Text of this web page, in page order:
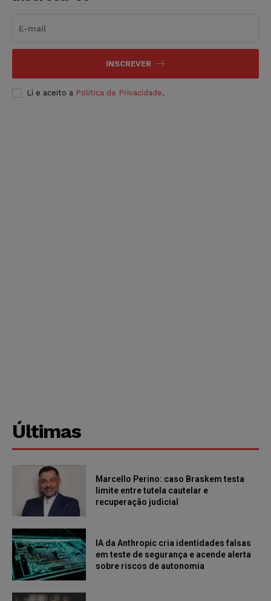
INSCREVER
Li e aceito a Política de Privacidade.
Últimas
Marcello Perino: caso Braskem testa
limite entre tutela cautelar e
recuperação judicial
IA da Anthropic cria identidades falsas
em teste de segurança e acende alerta
sobre riscos de autonomia